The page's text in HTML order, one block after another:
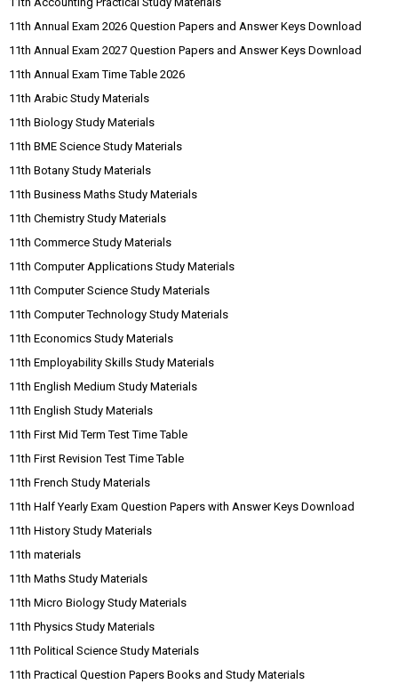
11th Annual Exam 2026 Question Papers and Answer Keys Download
11th Annual Exam 2027 Question Papers and Answer Keys Download
11th Annual Exam Time Table 2026
11th Arabic Study Materials
11th Biology Study Materials
11th BME Science Study Materials
11th Botany Study Materials
11th Business Maths Study Materials
11th Chemistry Study Materials
11th Commerce Study Materials
11th Computer Applications Study Materials
11th Computer Science Study Materials
11th Computer Technology Study Materials
11th Economics Study Materials
11th Employability Skills Study Materials
11th English Medium Study Materials
11th English Study Materials
11th First Mid Term Test Time Table
11th First Revision Test Time Table
11th French Study Materials
11th Half Yearly Exam Question Papers with Answer Keys Download
11th History Study Materials
11th materials
11th Maths Study Materials
11th Micro Biology Study Materials
11th Physics Study Materials
11th Political Science Study Materials
11th Practical Question Papers Books and Study Materials